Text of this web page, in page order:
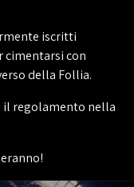
iscritti
cimentarsi con
della Follia.
il regolamento nella